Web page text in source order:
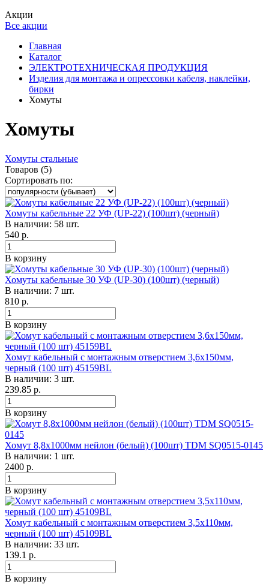
Акции
Все акции
Главная
Каталог
ЭЛЕКТРОТЕХНИЧЕСКАЯ ПРОДУКЦИЯ
Изделия для монтажа и опрессовки кабеля, наклейки,
бирки
Хомуты
Хомуты
Хомуты стальные
Товаров (5)
Сортировать по:
Хомуты кабельные 22 УФ (UP-22) (100шт) (черный)
В наличии: 58 шт.
540 р.
В корзину
Хомуты кабельные 30 УФ (UP-30) (100шт) (черный)
В наличии: 7 шт.
810 р.
В корзину
Хомут кабельный с монтажным отверстием 3,6х150мм,
черный (100 шт) 45159BL
В наличии: 3 шт.
239.85 р.
В корзину
Хомут 8,8х1000мм нейлон (белый) (100шт) TDM SQ0515-0145
В наличии: 1 шт.
2400 р.
В корзину
Хомут кабельный с монтажным отверстием 3,5х110мм,
черный (100 шт) 45109BL
В наличии: 33 шт.
139.1 р.
В корзину